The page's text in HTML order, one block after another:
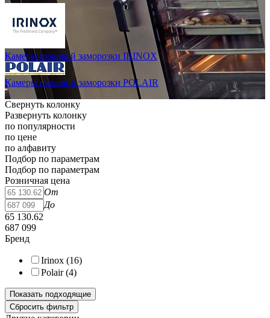
Камеры шоковой заморозки IRINOX
Камеры шоковой заморозки POLAIR
Свернуть колонку
Развернуть колонку
по популярности
по цене
по алфавиту
Подбор по параметрам
Подбор по параметрам
Розничная цена
От
До
65 130.62
687 099
Бренд
Irinox (16)
Polair (4)